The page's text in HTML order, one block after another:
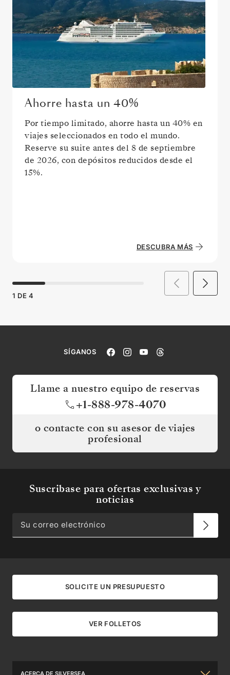
Ahorre hasta un 40%
Por tiempo limitado, ahorre hasta un 40% en
viajes seleccionados en todo el mundo.
Reserve su suite antes del 8 de septiembre
de 2026, con depósitos reducidos desde el
15%.
DESCUBRA MÁS
1 DE 4
SÍGANOS
Llame a nuestro equipo de reservas
+1-888-978-4070
o contacte con su asesor de viajes
profesional
Suscribase para ofertas exclusivas y
noticias
SOLICITE UN PRESUPUESTO
VER FOLLETOS
ACERCA DE SILVERSEA